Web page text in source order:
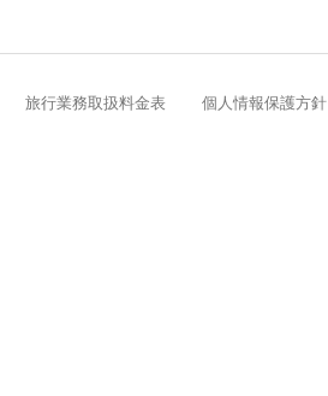
旅行業務取扱料金表 個人情報保護方針